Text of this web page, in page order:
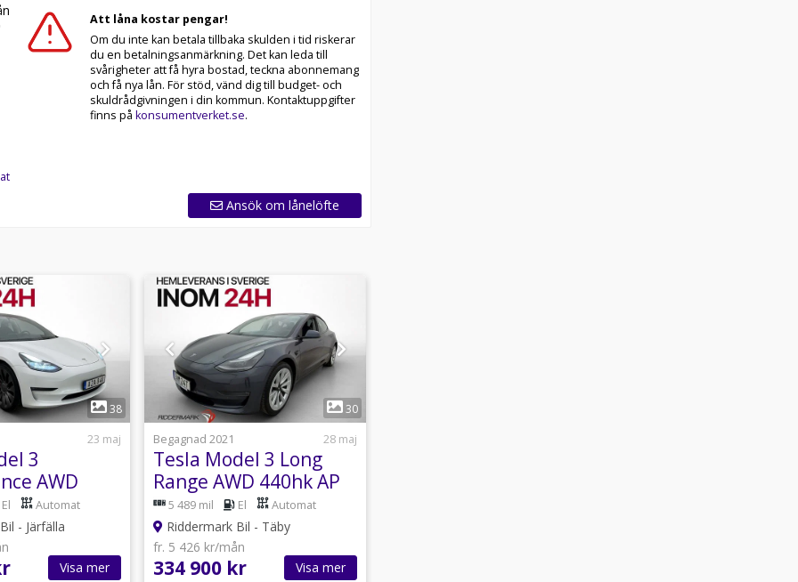
vi våra kunder att ringa oss på 063-
en finansiering som passar just dina behov och
farthållare,Lane assist,LED-
Att låna kostar pengar!
Om du inte kan betala tillbaka skulden i tid riskerar
du en betalningsanmärkning. Det kan leda till
svårigheter att få hyra bostad, teckna abonnemang
och få nya lån. För stöd, vänd dig till budget- och
skuldrådgivningen i din kommun. Kontaktuppgifter
finns på konsumentverket.se.
Ansök om lånelöfte
1
38
23 maj
3
AWD
Såld
bruk
El Automat
- Järfälla
Visa mer
1
30
Begagnad 2021
28 maj
Tesla Model 3 Long
Range AWD 440hk AP
Svensksåld En ägare
5 489 mil El Automat
Riddermark Bil - Täby
fr. 5 426 kr/mån
334 900 kr Visa mer